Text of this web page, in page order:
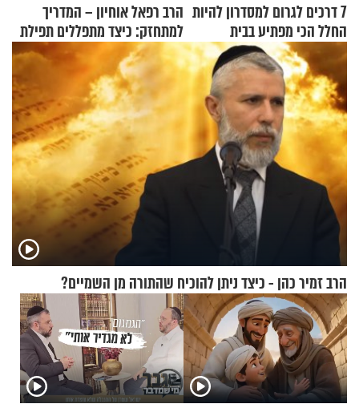
7 דרכים לגרום למסדרון להיות
החלל הכי מפתיע בבית
הרב רפאל אוחיון – המדריך
למתחזק: כיצד מתפללים תפילת
שמונה עשרה?
הרב זמיר כהן - כיצד ניתן להוכיח שהתורה מן השמיים?